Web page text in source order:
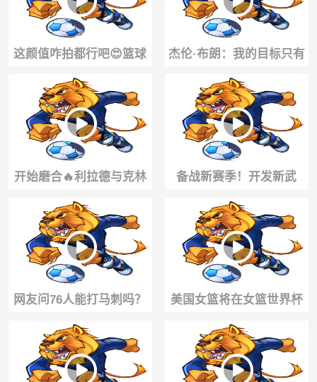
这颜值咋拍都行吧😍篮球
女主持炼炼教大家怎么出
片~
杰伦·布朗：我的目标只有
赢球，得分和MVP那些我
都没兴趣
开始磨合🔥利拉德与克林
根练习挡拆配合！期待新
赛季！
备战新赛季！开发新武
器！骑士莫布里训练中距
离跳投和三分
网友问76人能打马刺吗？
大史：东部队不研究西部
...
美国女篮将在女篮世界杯
首战与中国队展开正面对
决，你期待嘛...